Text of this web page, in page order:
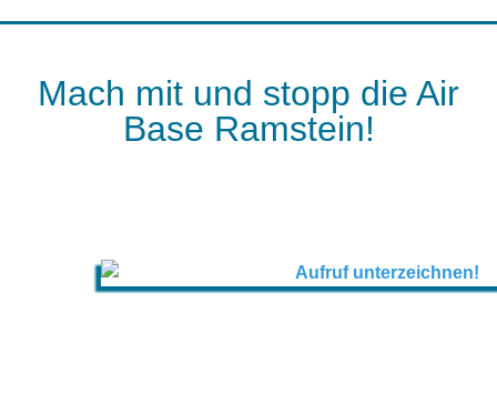
Mach mit und stopp die Air
Base Ramstein!